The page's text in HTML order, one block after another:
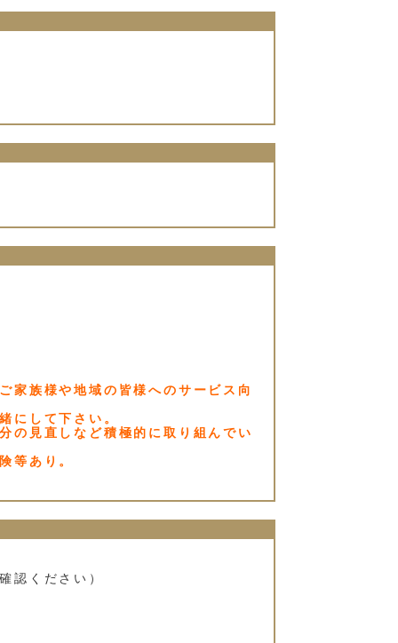
家族様や地域の皆様へのサービス向
にして下さい。
の見直しなど積極的に取り組んでい
等あり。
認ください）